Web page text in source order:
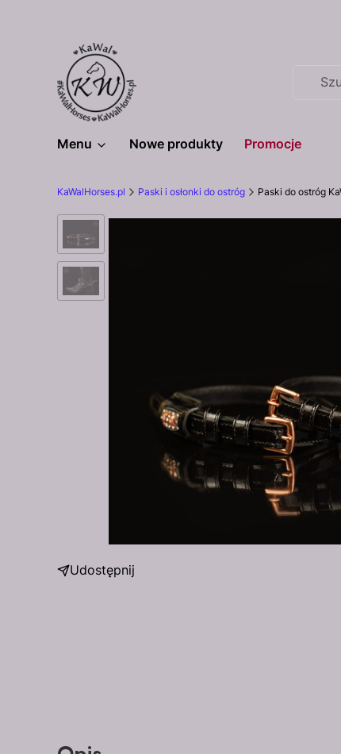
Menu Nowe produkty Promocje
KaWalHorses.pl Paski i osłonki do ostróg Paski do ostróg
Udostępnij